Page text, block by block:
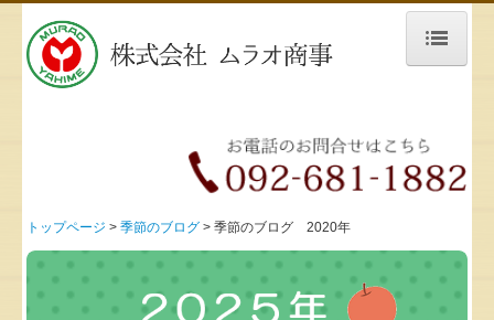
トップページ
ムラオ商事のこだわり
仕入担当の方へ
トップページ 季節のブログ 季節のブログ 2020年